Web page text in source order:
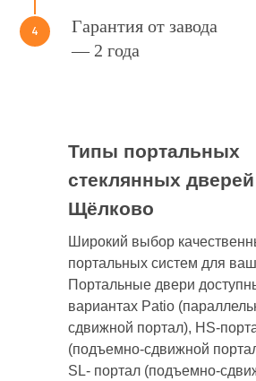
4
Гарантия от завода
— 2 года
Типы портальных
стеклянных
Щёлково
Широкий выбор
портальных систем для
Портальные двери
вариантах Patio
сдвижной портал), HS-
(подъемно-сдвижной
SL- портал (подъемно-